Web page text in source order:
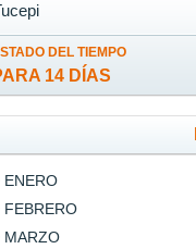
DEL TIEMPO
14 DÍAS
ENERO
FEBRERO
MARZO